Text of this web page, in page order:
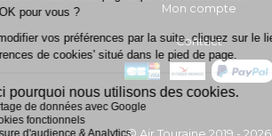
Mon compte
Contact